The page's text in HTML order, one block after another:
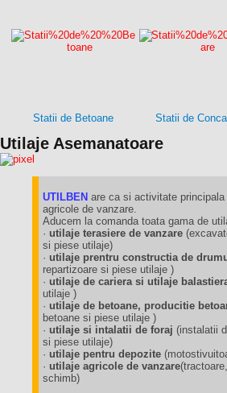
Statii de Betoane Statii de
Utilaje Asemanatoare
UTILBEN are ca si activitate
agricole de vanzare.
Aducem la comanda toata gama de
· utilaje terasiere de vanzare
si piese utilaje)
· utilaje prentru constructia de
repartizoare si piese utilaje )
· utilaje de cariera si utilaje
utilaje )
· utilaje de betoane, producitie
betoane si piese utilaje )
· utilaje si intalatii de foraj (instalatii
si piese utilaje)
· utilaje pentru depozite
· utilaje agricole de vanzare
schimb)